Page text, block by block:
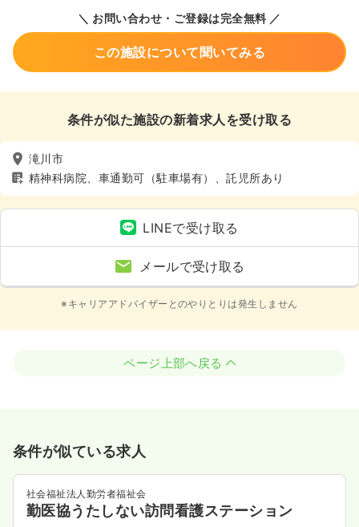
＼ お問い合わせ・ご登録は完全無料 ／
この施設について聞いてみる
条件が似た施設の新着求人を受け取る
滝川市
精神科病院、車通勤可（駐車場有）、託児所あり
LINEで受け取る
メールで受け取る
※キャリアアドバイザーとのやりとりは発生しません
ページ上部へ戻る
条件が似ている求人
社会福祉法人勤労者福祉会
勤医協うたしない訪問看護ステーション